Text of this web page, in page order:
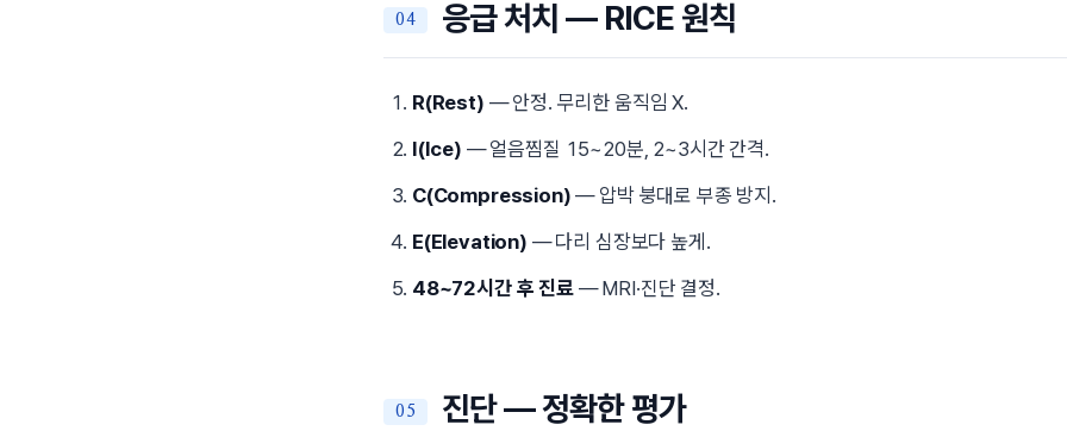
응급 처치 — RICE 원칙
R(Rest) — 안정. 무리한 움직임 X.
I(Ice) — 얼음찜질 15~20분, 2~3시간 간격.
C(Compression) — 압박 붕대로 부종 방지.
E(Elevation) — 다리 심장보다 높게.
48~72시간 후 진료— MRI·진단 결정.
진단 — 정확한 평가